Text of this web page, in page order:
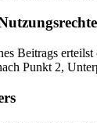
Beitrags
Punkt 2,